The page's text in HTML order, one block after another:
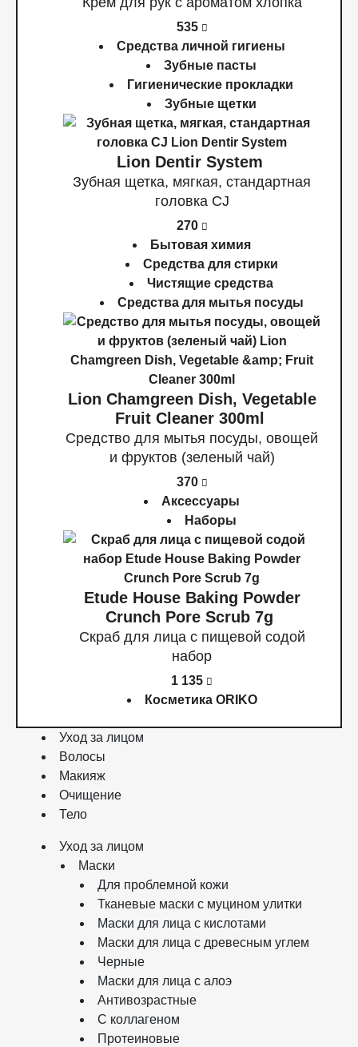
535
Средства личной гигиены
Зубные пасты
Гигиенические прокладки
Зубные щетки
Lion Dentir System
Зубная щетка, мягкая, стандартная
головка СJ
270
Бытовая химия
Средства для стирки
Чистящие средства
Средства для мытья посуды
Lion Chamgreen Dish, Vegetable
Fruit Cleaner 300ml
Средство для мытья посуды, овощей
и фруктов (зеленый чай)
370
Аксессуары
Наборы
Etude House Baking Powder
Crunch Pore Scrub 7g
Скраб для лица с пищевой содой
набор
1 135
Косметика ORIKO
Уход за лицом
Волосы
Макияж
Очищение
Тело
Уход за лицом
Маски
Для проблемной кожи
Тканевые маски с муцином улитки
Маски для лица с кислотами
Маски для лица с древесным углем
Черные
Маски для лица с алоэ
Антивозрастные
С коллагеном
Протеиновые